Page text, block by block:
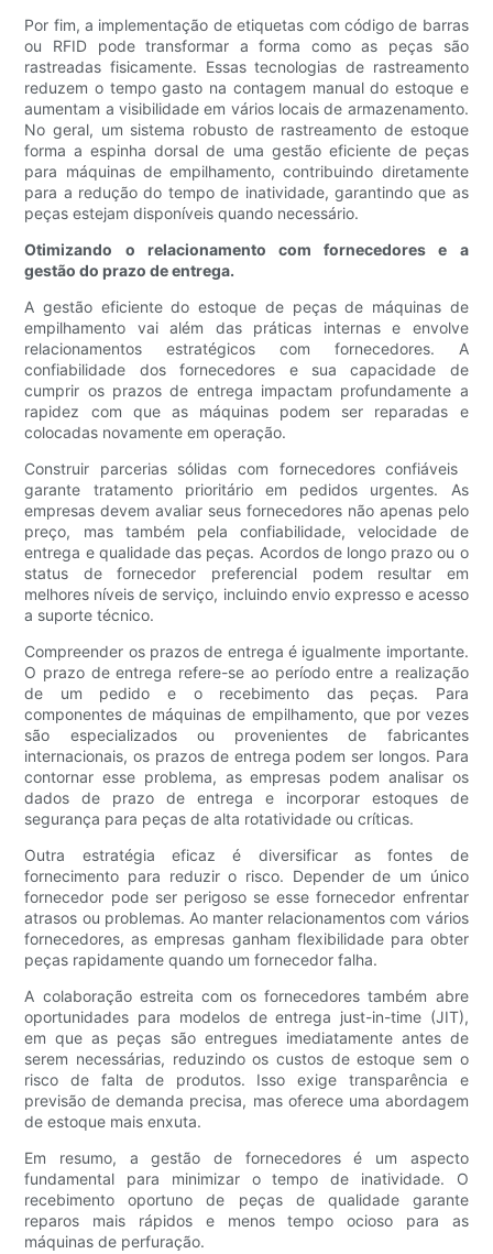
Por fim, a implementação de etiquetas com código de barras
ou RFID pode transformar a forma como as peças são
rastreadas fisicamente. Essas tecnologias de rastreamento
reduzem o tempo gasto na contagem manual do estoque e
aumentam a visibilidade em vários locais de armazenamento.
No geral, um sistema robusto de rastreamento de estoque
forma a espinha dorsal de uma gestão eficiente de peças
para máquinas de empilhamento, contribuindo diretamente
para a redução do tempo de inatividade, garantindo que as
peças estejam disponíveis quando necessário.
Otimizando o relacionamento com fornecedores e a
gestão do prazo de entrega.
A gestão eficiente do estoque de peças de máquinas de
empilhamento vai além das práticas internas e envolve
relacionamentos estratégicos com fornecedores. A
confiabilidade dos fornecedores e sua capacidade de
cumprir os prazos de entrega impactam profundamente a
rapidez com que as máquinas podem ser reparadas e
colocadas novamente em operação.
Construir parcerias sólidas com fornecedores confiáveis ​​
garante tratamento prioritário em pedidos urgentes. As
empresas devem avaliar seus fornecedores não apenas pelo
preço, mas também pela confiabilidade, velocidade de
entrega e qualidade das peças. Acordos de longo prazo ou o
status de fornecedor preferencial podem resultar em
melhores níveis de serviço, incluindo envio expresso e acesso
a suporte técnico.
Compreender os prazos de entrega é igualmente importante.
O prazo de entrega refere-se ao período entre a realização
de um pedido e o recebimento das peças. Para
componentes de máquinas de empilhamento, que por vezes
são especializados ou provenientes de fabricantes
internacionais, os prazos de entrega podem ser longos. Para
contornar esse problema, as empresas podem analisar os
dados de prazo de entrega e incorporar estoques de
segurança para peças de alta rotatividade ou críticas.
Outra estratégia eficaz é diversificar as fontes de
fornecimento para reduzir o risco. Depender de um único
fornecedor pode ser perigoso se esse fornecedor enfrentar
atrasos ou problemas. Ao manter relacionamentos com vários
fornecedores, as empresas ganham flexibilidade para obter
peças rapidamente quando um fornecedor falha.
A colaboração estreita com os fornecedores também abre
oportunidades para modelos de entrega just-in-time (JIT),
em que as peças são entregues imediatamente antes de
serem necessárias, reduzindo os custos de estoque sem o
risco de falta de produtos. Isso exige transparência e
previsão de demanda precisa, mas oferece uma abordagem
de estoque mais enxuta.
Em resumo, a gestão de fornecedores é um aspecto
fundamental para minimizar o tempo de inatividade. O
recebimento oportuno de peças de qualidade garante
reparos mais rápidos e menos tempo ocioso para as
máquinas de perfuração.